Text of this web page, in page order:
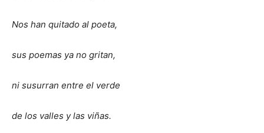
Nos han quitado al poeta,
sus poemas ya no gritan,
ni susurran entre el verde
de los valles y las viñas.